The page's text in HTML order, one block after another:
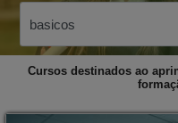
Cursos destinados ao